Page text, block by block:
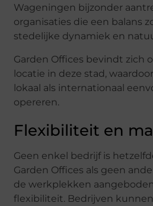
Wageningen bijzonder
organisaties die een balans
stedelijke dynamiek en
Garden Offices bevindt zich
locatie in deze stad,
lokaal als internationaal
opereren.
Flexibiliteit en
Geen enkel bedrijf is
Garden Offices als geen
de werkplekken
flexibiliteit. Bedrijven